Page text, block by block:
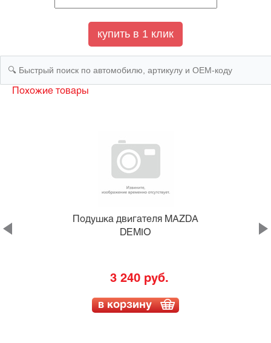
Похожие товары
Подушка двигателя MAZDA
DEMIO
3 240 руб.
в корзину